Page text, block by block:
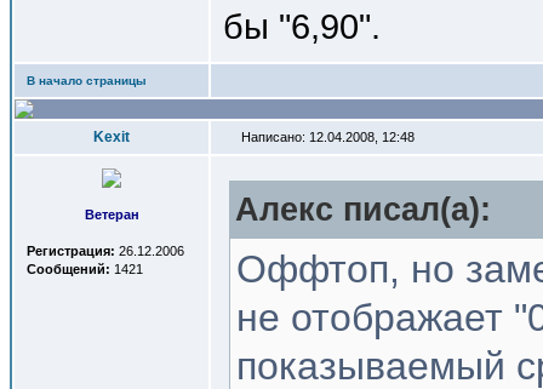
бы "6,90".
В начало страницы
Kexit Написано: 12.04.2008, 12:48
Ветеран
Регистрация: 26.12.2006
Сообщений: 1421
Алекс писал(a):
Оффтоп, но
не отображает
показываемый